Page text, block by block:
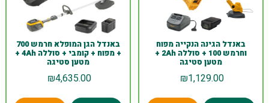
באנדל הגינה הנקייה מפוח
וחרמש 100 + סוללה 2Ah +
מטען סטיגה
₪1,129.00
באנדל הגן המופלא חרמש 700
+ מפוח + קומבי + סוללה 4Ah +
מטען סטיגה
₪4,635.00